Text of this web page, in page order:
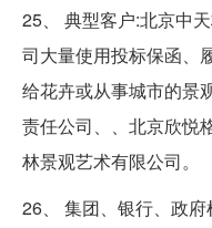
25、 典型客户:北京中
司大量使用投标保函、
给花卉或从事城市的景
责任公司、、北京欣悦
林景观艺术有限公司。
26、 集团、银行、政